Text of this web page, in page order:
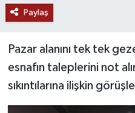
Paylaş
Pazar alanını tek tek
esnafın taleplerini not
sıkıntılarına ilişkin
Magazin
Politika
Sağlık